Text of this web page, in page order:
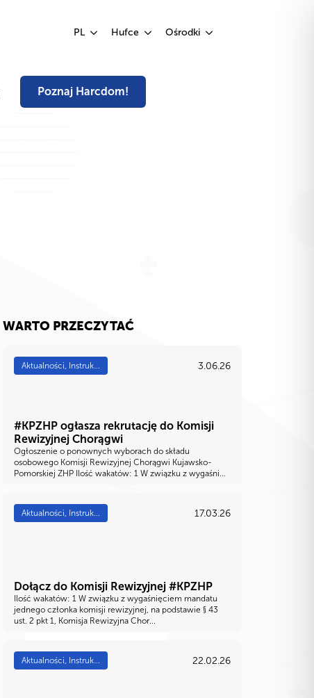
PL Hufce Ośrodki
Poznaj Harcdom!
WARTO PRZECZYTAĆ
Aktualności, Instruk... 3.06.26
#KPZHP ogłasza rekrutację do Komisji
Rewizyjnej Chorągwi
Ogłoszenie o ponownych wyborach do składu
osobowego Komisji Rewizyjnej Chorągwi Kujawsko-
Pomorskiej ZHP Ilość wakatów: 1 W związku z wygaśni...
Aktualności, Instruk... 17.03.26
Dołącz do Komisji Rewizyjnej #KPZHP
Ilość wakatów: 1 W związku z wygaśnięciem mandatu
jednego członka komisji rewizyjnej, na podstawie § 43
ust. 2 pkt 1, Komisja Rewizyjna Chor...
Aktualności, Instruk... 22.02.26